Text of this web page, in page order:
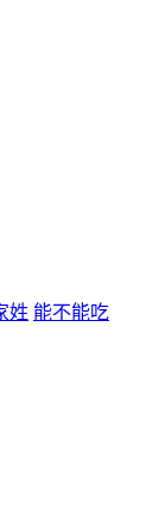
姓 能不能吃